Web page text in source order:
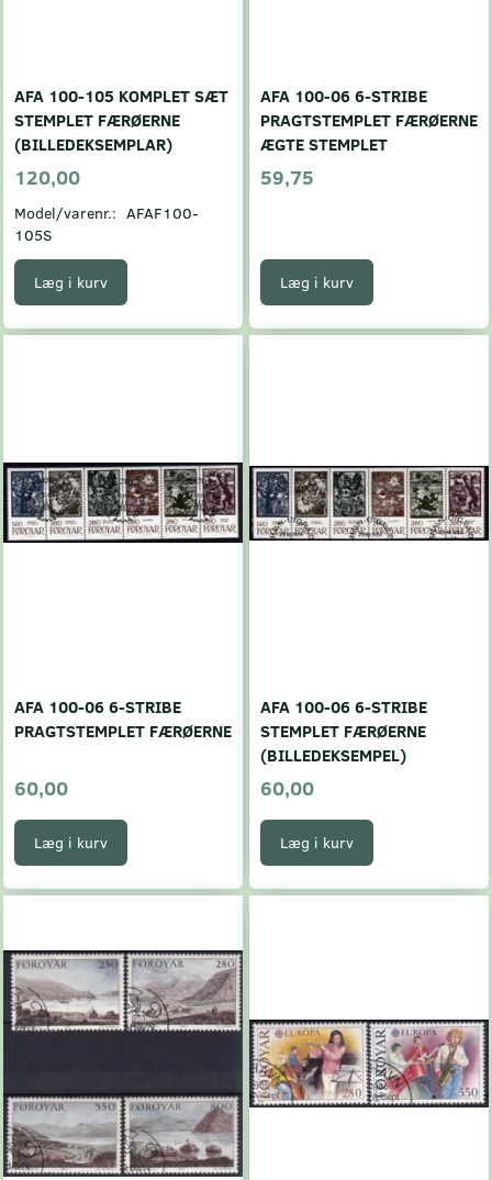
AFA 100-105 KOMPLET SÆT
STEMPLET FÆRØERNE
(BILLEDEKSEMPLAR)
120,00
Model/varenr.: AFAF100-
105S
Læg i kurv
AFA 100-06 6-STRIBE
PRAGTSTEMPLET FÆRØERNE
ÆGTE STEMPLET
59,75
Læg i kurv
AFA 100-06 6-STRIBE
PRAGTSTEMPLET FÆRØERNE
60,00
Læg i kurv
AFA 100-06 6-STRIBE
STEMPLET FÆRØERNE
(BILLEDEKSEMPEL)
60,00
Læg i kurv